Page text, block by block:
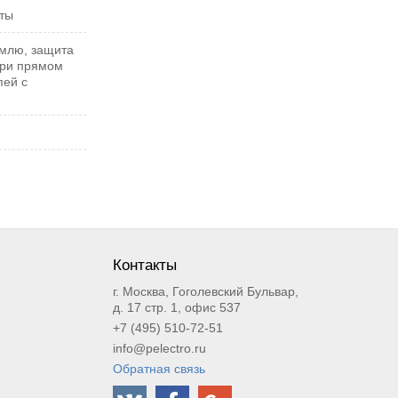
защита
прямом
с
Контакты
г. Москва, Гоголевский Бульвар,
д. 17 стр. 1, офис 537
+7 (495) 510-72-51
info@pelectro.ru
Обратная связь